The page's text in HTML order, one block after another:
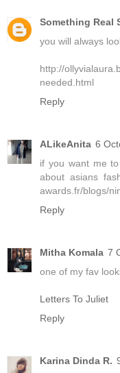
Something Real
you will always
http://
needed.html
Reply
ALikeAnita 6
if you want me
about asians
awards.fr/blogs/
Reply
Mitha Komala 7
one of my fav
Letters To Juliet
Reply
Karina Dinda R.